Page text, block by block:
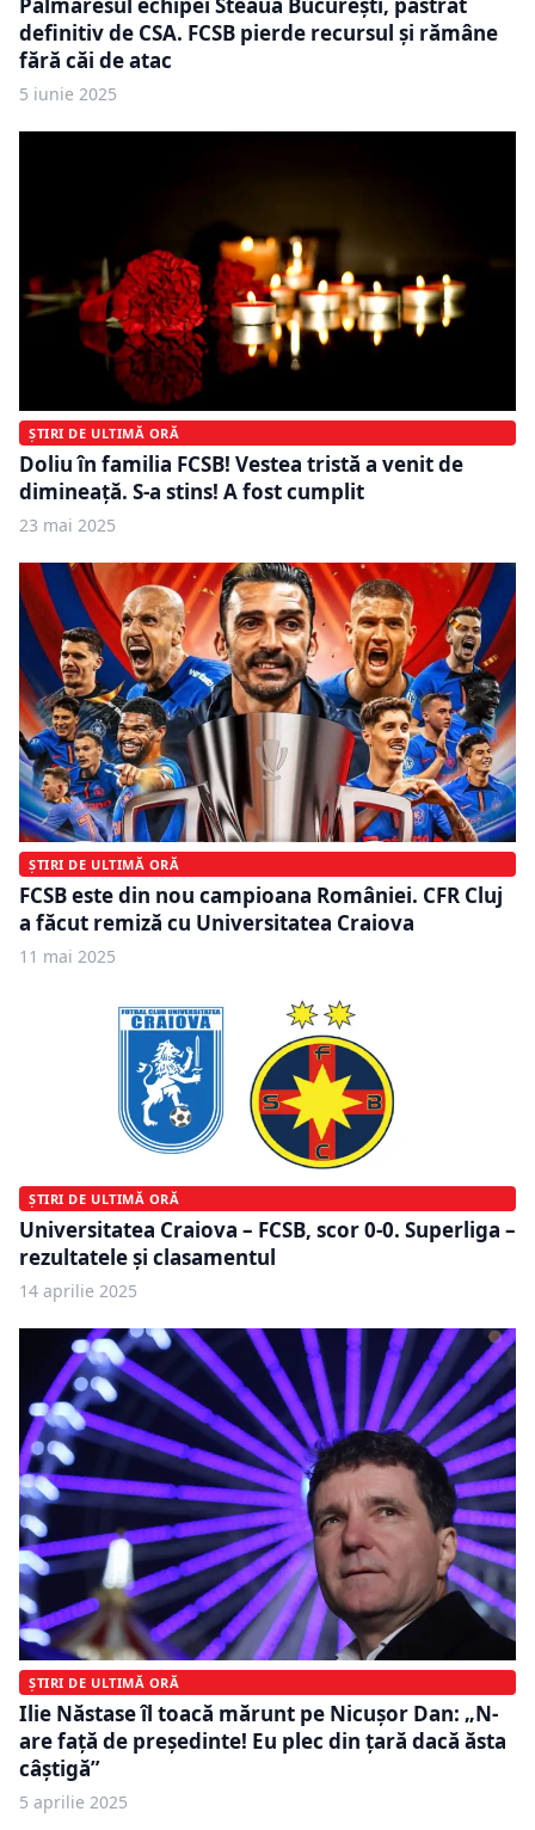
definitiv de CSA. FCSB pierde recursul și rămâne
fără căi de atac
5 iunie 2025
ȘTIRI DE ULTIMĂ ORĂ
Doliu în familia FCSB! Vestea tristă a venit de
dimineață. S-a stins! A fost cumplit
23 mai 2025
ȘTIRI DE ULTIMĂ ORĂ
FCSB este din nou campioana României. CFR Cluj
a făcut remiză cu Universitatea Craiova
11 mai 2025
ȘTIRI DE ULTIMĂ ORĂ
Universitatea Craiova – FCSB, scor 0-0. Superliga –
rezultatele şi clasamentul
14 aprilie 2025
ȘTIRI DE ULTIMĂ ORĂ
Ilie Năstase îl toacă mărunt pe Nicușor Dan: „N-
are față de președinte! Eu plec din țară dacă ăsta
câștigă”
5 aprilie 2025